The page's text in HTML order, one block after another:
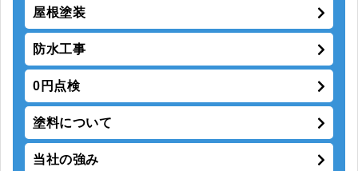
屋根塗装
防水工事
0円点検
塗料について
当社の強み